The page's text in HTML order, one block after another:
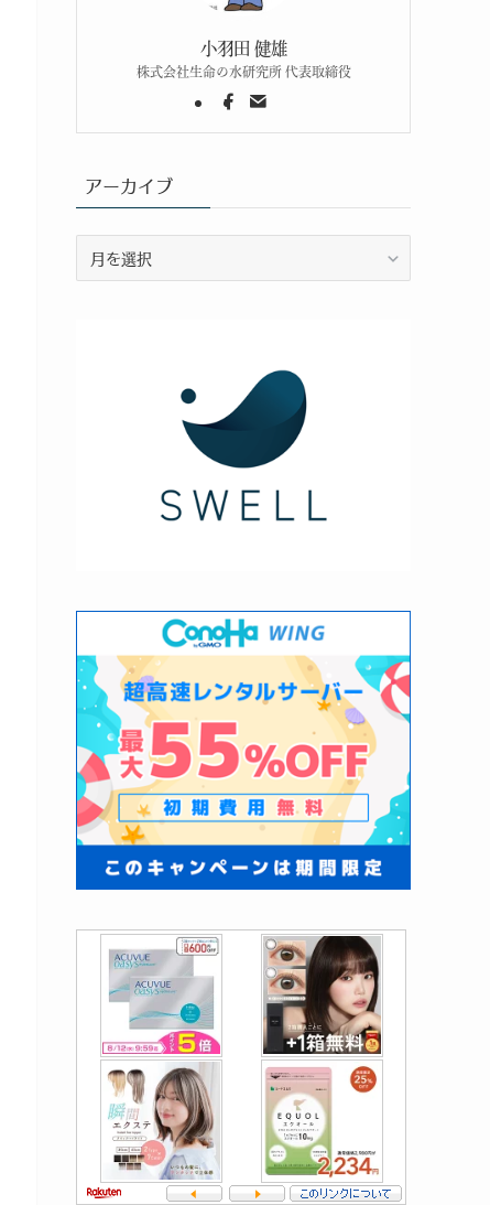
小羽田 健雄
株式会社生命の水研究所 代表取締役
アーカイブ